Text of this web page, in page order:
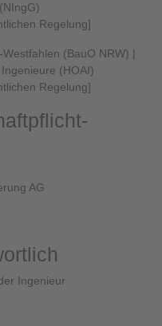
Regelung]
(BauO NRW) |
(HOAI)
Regelung]
AG
Ingenieur